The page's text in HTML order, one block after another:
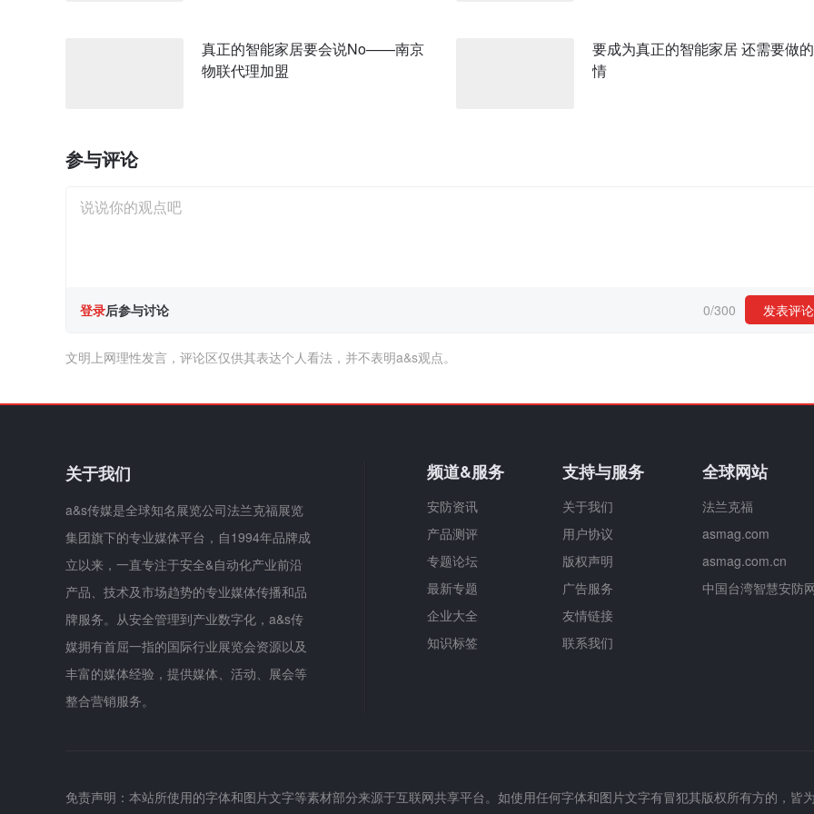
真正的智能家居要会说No——南京
物联代理加盟
要成为真正的智能家居 还需要做
情
参与评论
登录后参与讨论 0/300 发表评论
文明上网理性发言，评论区仅供其表达个人看法，并不表明a&s观点。
关于我们
a&s传媒是全球知名展览公司法兰克福展览
集团旗下的专业媒体平台，自1994年品牌成
立以来，一直专注于安全&自动化产业前沿
产品、技术及市场趋势的专业媒体传播和品
牌服务。从安全管理到产业数字化，a&s传
媒拥有首屈一指的国际行业展览会资源以及
丰富的媒体经验，提供媒体、活动、展会等
整合营销服务。
频道&服务
安防资讯
产品测评
专题论坛
最新专题
企业大全
知识标签
支持与服务
关于我们
用户协议
版权声明
广告服务
友情链接
联系我们
全球网站
法兰克福
asmag.com
asmag.com.cn
中国台湾智慧安防
免责声明：本站所使用的字体和图片文字等素材部分来源于互联网共享平台。如使用任何字体和图片文字有冒犯其版权所有方的，